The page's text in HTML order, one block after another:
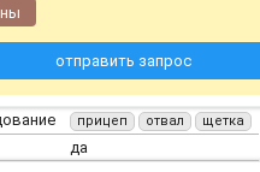
прицеп отвал щетка
да
отправить запрос